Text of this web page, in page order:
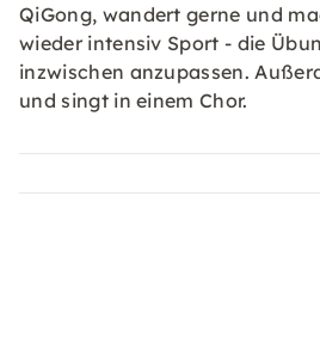
QiGong, wandert gerne und
wieder intensiv Sport - die
inzwischen anzupassen.
und singt in einem Chor.